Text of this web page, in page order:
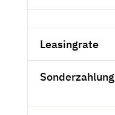
Leasingrate
Sonderzahlung